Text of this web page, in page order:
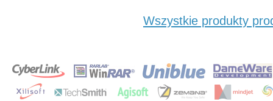
Wszystkie produkty